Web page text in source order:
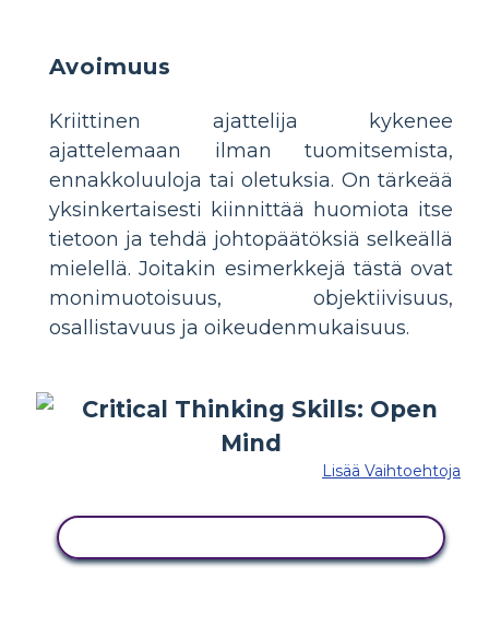
Avoimuus
Kriittinen ajattelija kykenee
ajattelemaan ilman tuomitsemista,
ennakkoluuloja tai oletuksia. On tärkeää
yksinkertaisesti kiinnittää huomiota itse
tietoon ja tehdä johtopäätöksiä selkeällä
mielellä. Joitakin esimerkkejä tästä ovat
monimuotoisuus, objektiivisuus,
osallistavuus ja oikeudenmukaisuus.
Lisää Vaihtoehtoja